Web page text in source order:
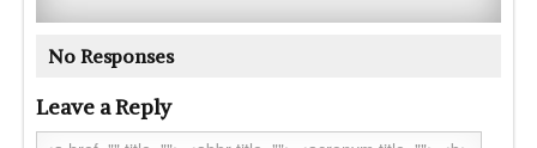
No Responses
Leave a Reply